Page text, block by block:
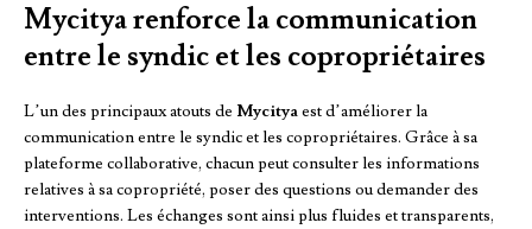
Mycitya renforce la communication
entre le syndic et les copropriétaires
L’un des principaux atouts de Mycityaest d’améliorer la
communication entre le syndic et les copropriétaires. Grâce à sa
plateforme collaborative, chacun peut consulter les informations
relatives à sa copropriété, poser des questions ou demander des
interventions. Les échanges sont ainsi plus fluides et transparents,